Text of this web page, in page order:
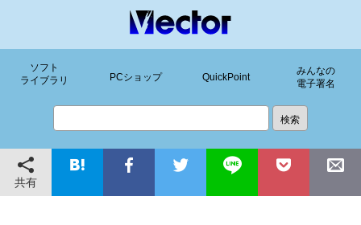
ソフト
ライブラリ
PCショップ QuickPoint
みんなの
電子署名
共有